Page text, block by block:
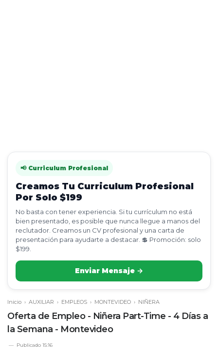
📢 Curriculum Profesional
Creamos Tu Curriculum Profesional
Por Solo $199
No basta con tener experiencia. Si tu currículum no está
bien presentado, es posible que nunca llegue a manos del
reclutador. Creamos un CV profesional y una carta de
presentación para ayudarte a destacar. 💲 Promoción: solo
$199.
Enviar Mensaje →
Inicio › AUXILIAR › EMPLEOS › MONTEVIDEO › NIÑERA
Oferta de Empleo - Niñera Part-Time - 4 Días a
la Semana - Montevideo
Publicado 15:16